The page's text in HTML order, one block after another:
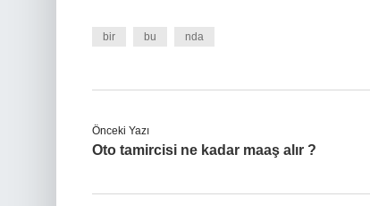
bir bu nda
Önceki Yazı
Oto tamircisi ne kadar maaş alır ?